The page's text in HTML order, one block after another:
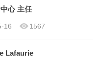
中心 主任
16 1567
Lafaurie